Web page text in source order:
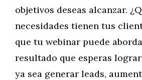
objetivos deseas alcanzar.
necesidades tienen tus
que tu webinar puede
resultado que esperas
ya sea generar leads,